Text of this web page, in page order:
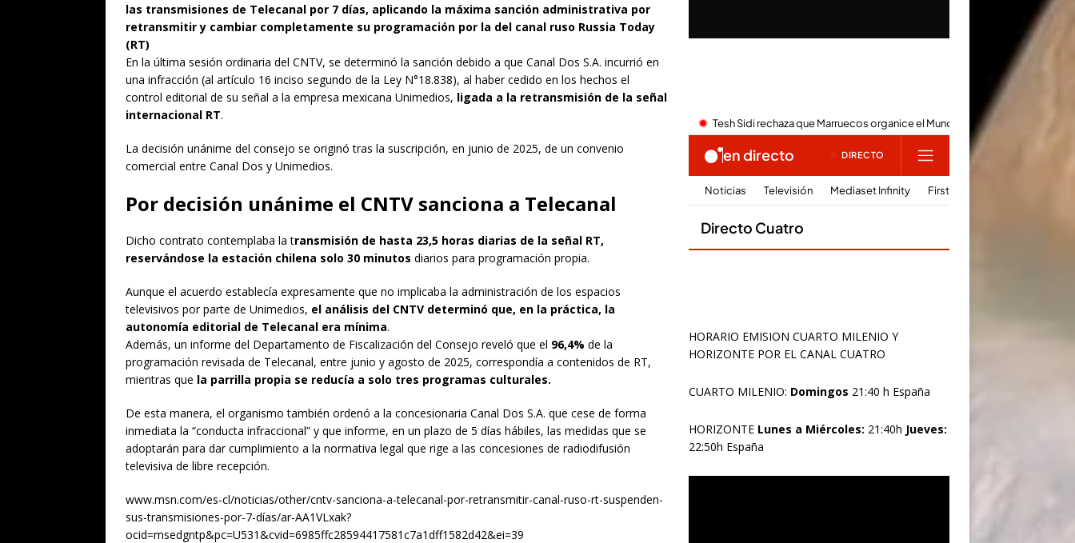
las transmisiones de Telecanal por 7 días, aplicando la máxima sanción administrativa por
retransmitir y cambiar completamente su programación por la del canal ruso Russia Today
(RT)
En la última sesión ordinaria del CNTV, se determinó la sanción debido a que Canal Dos S.A. incurrió en
una infracción (al artículo 16 inciso segundo de la Ley N°18.838), al haber cedido en los hechos el
control editorial de su señal a la empresa mexicana Unimedios, ligada a la retransmisión de la señal
internacional RT.
La decisión unánime del consejo se originó tras la suscripción, en junio de 2025, de un convenio
comercial entre Canal Dos y Unimedios.
Por decisión unánime el CNTV sanciona a Telecanal​
Dicho contrato contemplaba la transmisión de hasta 23,5 horas diarias de la señal RT,
reservándose la estación chilena solo 30 minutos diarios para programación propia.
Aunque el acuerdo establecía expresamente que no implicaba la administración de los espacios
televisivos por parte de Unimedios, el análisis del CNTV determinó que, en la práctica, la
autonomía editorial de Telecanal era mínima.
Además, un informe del Departamento de Fiscalización del Consejo reveló que el 96,4% de la
programación revisada de Telecanal, entre junio y agosto de 2025, correspondía a contenidos de RT,
mientras que la parrilla propia se reducía a solo tres programas culturales.
De esta manera, el organismo también ordenó a la concesionaria Canal Dos S.A. que cese de forma
inmediata la “conducta infraccional” y que informe, en un plazo de 5 días hábiles, las medidas que se
adoptarán para dar cumplimiento a la normativa legal que rige a las concesiones de radiodifusión
televisiva de libre recepción.
www.msn.com/es-cl/noticias/other/cntv-sanciona-a-telecanal-por-retransmitir-canal-ruso-rt-suspenden-
sus-transmisiones-por-7-días/ar-AA1VLxak?
ocid=msedgntp&pc=U531&cvid=6985ffc28594417581c7a1dff1582d42&ei=39
HORARIO EMISION CUARTO MILENIO Y
HORIZONTE POR EL CANAL CUATRO
CUARTO MILENIO: Domingos 21:40 h España
HORIZONTE Lunes a Miércoles: 21:40h Jueves:
22:50h España